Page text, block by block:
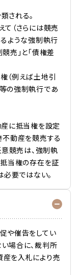
される。
（さらには競売
ような強制執行
売」と「債権差
（例えば土地引
の強制執行であ
産に抵当権を設定
不動産を競売する
意競売は、強制執
抵当権の存在を証
必要ではない。
や催告をしてい
場合に、裁判所
を入札により売